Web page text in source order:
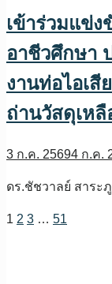
เข้าร่วมแข่
อาชีวศึกษา
งานท่อไอเ
ถ่านวัสดุเหลื
3 ก.ค. 25694 ก.ค.
ดร.ชัชวาลย์ สาระ
1 2 3 … 51